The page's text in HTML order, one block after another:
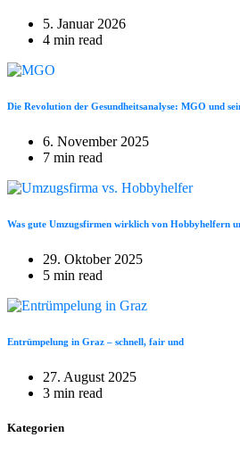
5. Januar 2026
4 min read
Die Revolution der Gesundheitsanalyse: MGO und
6. November 2025
7 min read
Was gute Umzugsfirmen wirklich von Hobbyhelfern
29. Oktober 2025
5 min read
Entrümpelung in Graz – schnell, fair und
27. August 2025
3 min read
Kategorien